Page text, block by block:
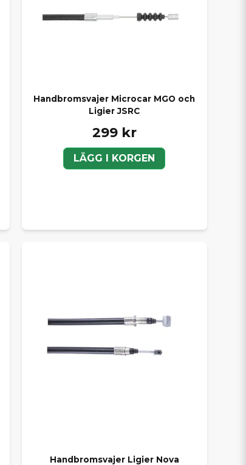
Handbromsvajer Microcar MGO och
Ligier JSRC
299 kr
LÄGG I KORGEN
Handbromsvajer Ligier Nova